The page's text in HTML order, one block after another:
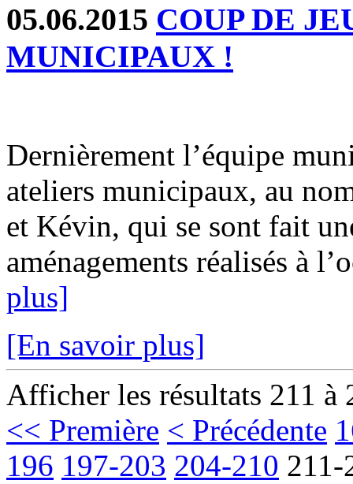
05.06.2015 COUP DE
MUNICIPAUX !
Dernièrement l’équipe
ateliers municipaux, au
et Kévin, qui se sont fait
aménagements réalisés à
plus]
[En savoir plus]
Afficher les résultats 211 à
<< Première < Précédente
196 197-203 204-210 211-